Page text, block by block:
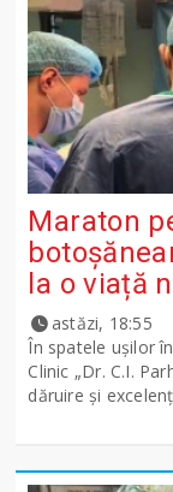
Maraton
la o viață
astăzi, 18:55
În spatele ușilor
Clinic „Dr. C.I.
dăruire și